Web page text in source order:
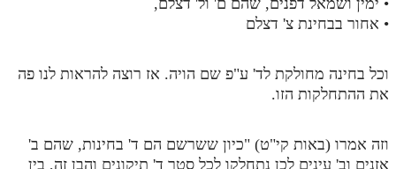
• אחור בבחינת צ' דצלם
וכל בחינה מחולקת לד' ע"פ שם הויה. אז רוצה להראות לנו פה
את ההתחלקות הזו.
וזה אמרו (באות קי"ט) "כיון ששרשם הם ד' בחינות, שהם ב'
אזנים וב' עינים לכן נתחלקו לכל סטר ד' תיקונים והבן זה, בין